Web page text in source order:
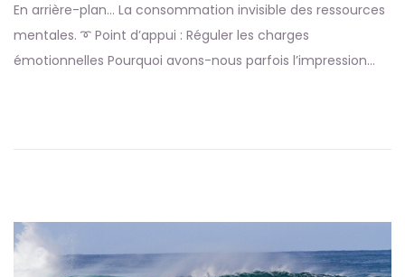
En arrière-plan… La consommation invisible des ressources
mentales. ➰ Point d’appui : Réguler les charges
émotionnelles Pourquoi avons-nous parfois l’impression…